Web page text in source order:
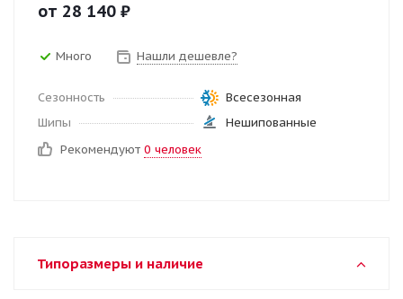
от 28 140 ₽
Много Нашли дешевле?
Сезонность
Всесезонная
Шипы
Нешипованные
Рекомендуют 0 человек
Типоразмеры и наличие